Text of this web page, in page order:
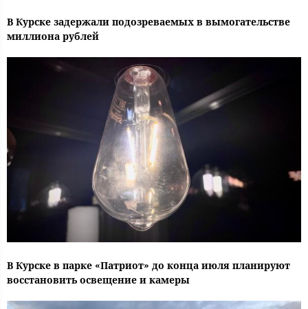
В Курске задержали подозреваемых в вымогательстве
миллиона рублей
В Курске в парке «Патриот» до конца июля планируют
восстановить освещение и камеры